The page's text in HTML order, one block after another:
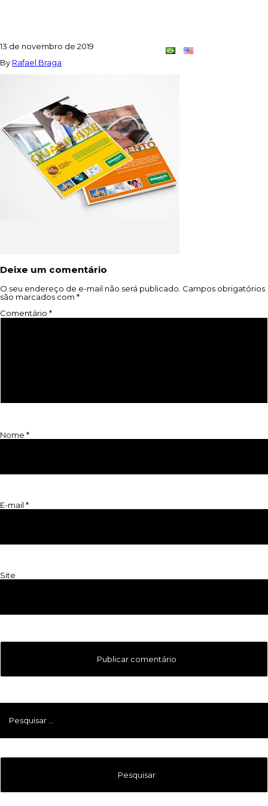
13 de novembro de 2019
By Rafael Braga
Deixe um comentário
O seu endereço de e-mail não será publicado. Campos obrigatórios
são marcados com *
Comentário *
Nome *
E-mail *
Site
Pesquisar